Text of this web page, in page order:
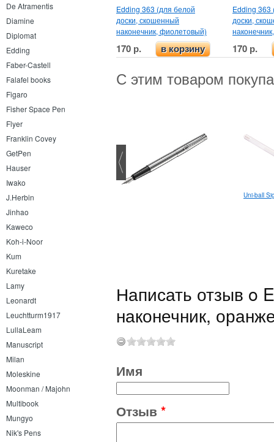
De Atramentis
Diamine
Diplomat
Edding
Faber-Castell
Falafel books
Figaro
Fisher Space Pen
Flyer
Franklin Covey
GetPen
Hauser
Iwako
J.Herbin
Jinhao
Kaweco
Koh-i-Noor
Kum
Kuretake
Lamy
Leonardt
Leuchtturm1917
LullaLeam
Manuscript
Milan
Moleskine
Moonman / Majohn
Multibook
Mungyo
Nik's Pens
Edding 363 (для белой
доски, скошенный
наконечник, фиолетовый)
170 р. в корзину
Edding 363
доски,
170 р.
С этим товаром
Lamy Dialog cc EF Uni-ball
Написать отзыв o
наконечник,
Имя
Отзыв *